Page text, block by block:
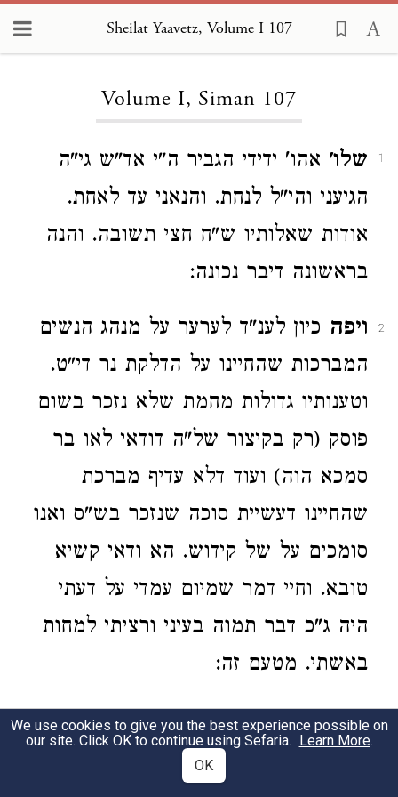
Sheilat Yaavetz, Volume I 107
Volume I, Siman 107
1 שלו' אהו' ידידי הגביר ה"י אד"ש גי"ה
הגיעני והי"ל לנחת. והנאני עד לאחת.
אודות שאלותיו ש"ח חצי תשובה. והנה
בראשונה דיבר נכונה:
2 ויפה כיון לענ"ד לערער על מנהג הנשים
המברכות שהחיינו על הדלקת נר די"ט.
וטענותיו גדולות מחמת שלא נזכר בשום
פוסק (רק בקיצור של"ה דודאי לאו בר
סמכא הוה) ועוד דלא עדיף מברכת
שהחיינו דעשיית סוכה שנזכר בש"ס ואנו
סומכים על של קידוש. הא ודאי קשיא
טובא. וחיי דמר שמיום עמדי על דעתי
היה ג"כ דבר תמוה בעיני ורציתי למחות
באשתי. מטעם זה:
3
זמן שמברכות הנשים על הדלקת הנר די"ט א"ל
יסוד ומ"מ א"צ למחות בהן בחזקת היד
We use cookies to give you the best experience possible on
our site. Click OK to continue using Sefaria. Learn More.
OK